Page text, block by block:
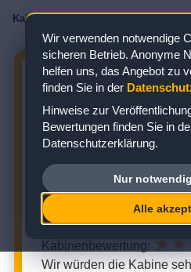
Kabinenbewertungen
AIDASOL
Zielgebiet: Karibik
MEERBLICKKABINE
Kabinenbewertung: ★ ★
Wir würden die Kabine
Wir verwenden notwendige
sicheren Betrieb. Anonyme
helfen uns, das Angebot zu
finden Sie in der
Hinweise zur
Bewertungen finden Sie in
Datenschutzerklärung.
Nur
Alle